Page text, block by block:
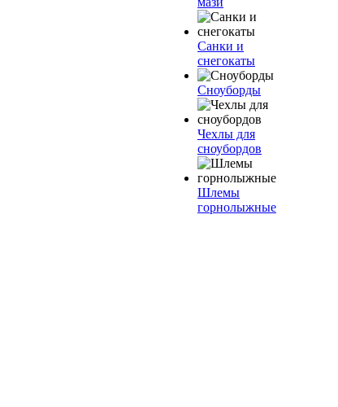
Санки и
снегокаты
Сноуборды
Чехлы для
сноубордов
Шлемы
горнолыжные